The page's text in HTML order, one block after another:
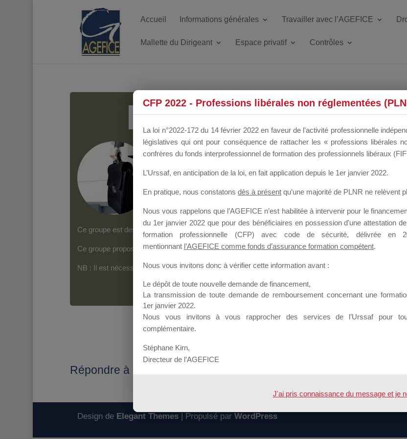
Accueil Informations générales Travailler avec l’AGEFICE
Mallette du Dirigeant Espace privatif Contrôles
MALLETTE DU
Groupe Public il y a un mois
Ce groupe est destiné aux Organismes de Formation qui souhaitent répondre à l’Appel à Propositions
Ce groupe propose un forum dédié au support sur lequel il est possible de laisser un message ou poser
NB : Il est nécessaire d’êtreinscrit(e)pour pouvoir rejoindre ce groupe
Répondre à : Réglements en attente
Design de Elegant Themes| Propulsé par WordPress
CFP 2022 - Professions libérales non réglementées
La loi n°2022-172 du 14 février 2022 en faveur de l’activité professionnelle
législatives qui ont pour conséquence de rattacher les « professions libérales
confrères du fonds interprofessionnel de formation des professionnels libéraux
L’Urssaf, en anticipation de la loi, en fait application depuis le 1er janvier 2022.
En pratique, nous constatons dès à présent qu’une majorité de PLNR ne relèvent
Nous vous rappelons que l’AGEFICE n’est habilitée à intervenir pour le
du 1er janvier 2022 que pour des bénéficiaires en possession d’une attestation
formation professionnelle (CFP) avec code de sécurité, délivrée en
mentionnant l’AGEFICE comme fonds d’assurance formation compétent.
Nous vous invitons donc à vérifier cette information avant :
Le dépôt de toute nouvelle demande de financement,
La transmission de toute demande de remboursement concernant une
1er janvier 2022.
Nous vous invitons à vous rapprocher des services de l’Urssaf pour
complémentaire.
Stéphane Kirn,
Directeur de l’AGEFICE
J'ai pris connaissance du message et je